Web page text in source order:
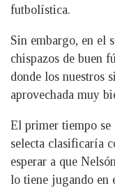
futbolística.
Sin embargo, en el
chispazos de buen
donde los nuestros
aprovechada muy
El primer tiempo se
selecta clasificaría
esperar a que
lo tiene jugando en